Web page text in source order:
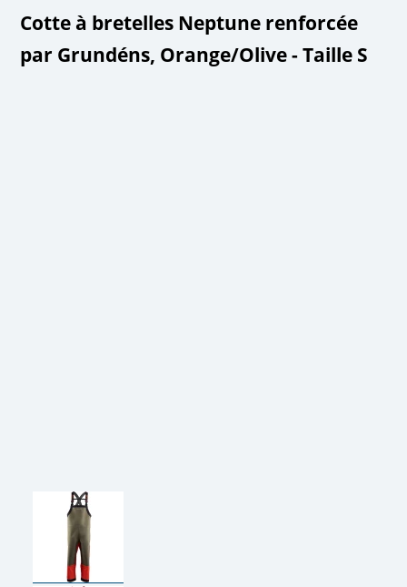
Cotte à bretelles Neptune renforcée
par Grundéns, Orange/Olive - Taille S